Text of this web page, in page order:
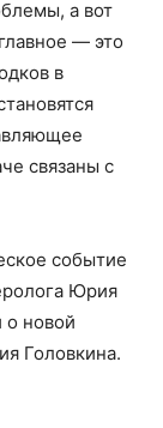
а вот
— это
в
связаны с
событие
Юрия
о новой
Головкина.